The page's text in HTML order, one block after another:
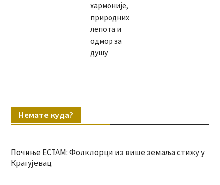
хармоније,
природних
лепота и
одмор за
душу
Немате куда?
Почиње ЕСТАМ: Фолклорци из више земаља стижу у
Крагујевац